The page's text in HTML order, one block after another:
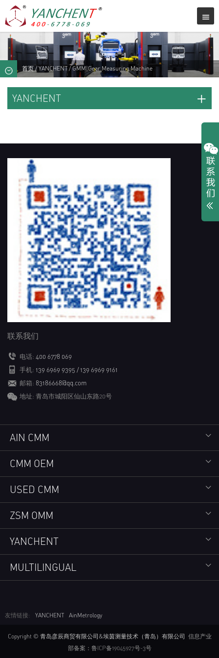
首页 / YANCHENT / GMM|Gear Measuring Machine
YANCHENT +
联系我们
电话: 400 6778 069
手机: 139 6969 9395 / 139 6969 9161
邮箱: 83186668@qq.com
地址: 青岛市城阳区仙山东路20号
AIN CMM
CMM OEM
USED CMM
ZSM OMM
YANCHENT
MULTILINGUAL
友情链接: YANCHENT AinMetrology
Copyright © 青岛彦辰商贸有限公司&埃茵测量技术（青岛）有限公司 信息产业
部备案：鲁ICP备19045927号-3号